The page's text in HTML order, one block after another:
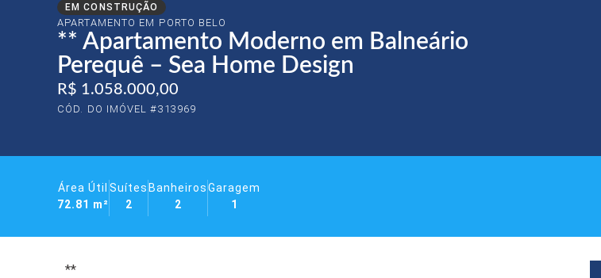
EM CONSTRUÇÃO
APARTAMENTO EM PORTO BELO
** Apartamento Moderno em Balneário
Perequê – Sea Home Design
R$ 1.058.000,00
CÓD. DO IMÓVEL #313969
Área Útil
72.81 m²
Suítes
2
Banheiros
2
Garagem
1
**